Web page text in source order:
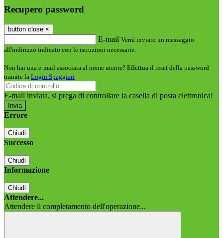
Recupero password
button close ×
E-mail Verrà inviato un messaggio
all'indirizzo indicato con le istruzioni necessarie.
Non hai una e-mail associata al nome utente? Effettua il reset della password
tramite la Login Spaggiari
E-mail inviata, si prega di controllare la casella di posta elettronica!
Errore
Chiudi
Successo
Chiudi
Informazione
Chiudi
Attendere...
Attendere il completamento dell'operazione...